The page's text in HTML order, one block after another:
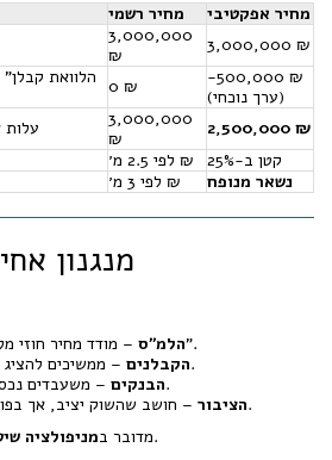
מחיר רשמי
מחיר אפקטיבי
3,000,000
₪
3,000,000 ₪
0 ₪
‎-500,000 ₪
(ערך נוכחי)
עלות
3,000,000
₪
2,500,000 ₪
לפי 2.5 מ׳ ₪
קטן ב-25%
לפי 3 מ׳ ₪ נשאר מנופח
📈 מנגנון
הלמ״ס– מודד מחיר חוזי מלא → המדד “לא יורד”.
הקבלנים– ממשיכים להציג מחיר גבוה בפרסומים.
הבנקים– משעבדים נכסים במחירים מנופחים.
הציבור– חושב שהשוק יציב, אך בפועל המחירים נשחקים.
מדובר במניפולציה
, לא בטעות סטטיסטית.